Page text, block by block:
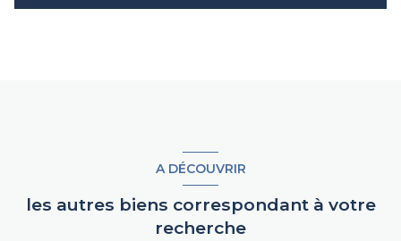
A DÉCOUVRIR
les autres biens correspondant à votre
recherche